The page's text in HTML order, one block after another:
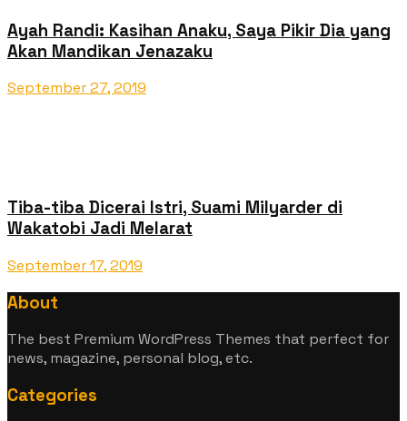
Ayah Randi: Kasihan Anaku, Saya Pikir Dia yang
Akan Mandikan Jenazaku
September 27, 2019
Tiba-tiba Dicerai Istri, Suami Milyarder di
Wakatobi Jadi Melarat
September 17, 2019
About
The best Premium WordPress Themes that perfect for
news, magazine, personal blog, etc.
Categories